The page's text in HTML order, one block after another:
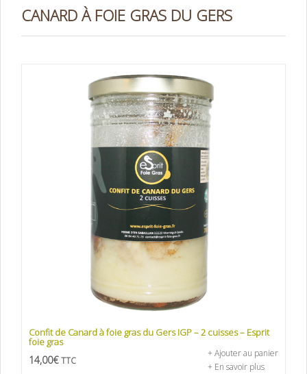
CANARD À FOIE GRAS DU GERS
Confit de Canard à foie gras du Gers IGP – 2 cuisses – Esprit
foie gras
14,00€ TTC
+ Ajouter au panier
+ En savoir plus